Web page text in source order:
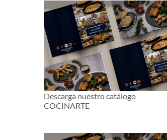
Descarga nuestro catálogo
COCINARTE